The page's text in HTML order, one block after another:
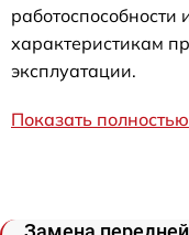
работоспособности
характеристикам
эксплуатации.
Показать полностью